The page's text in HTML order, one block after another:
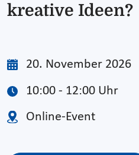
kreative Ideen?
20. November 2026
10:00 - 12:00 Uhr
Online-Event